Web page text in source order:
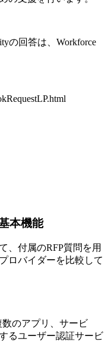
の回答は、Workforce
本機能
、付属のRFP質問を用
ロバイダーを比較して
数のアプリ、サービ
るユーザー認証サービ